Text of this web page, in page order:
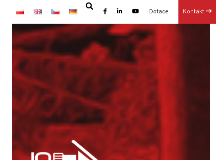
Dotace Kontakt
×
Hlavní
Články
Dotace
Hlavní-old